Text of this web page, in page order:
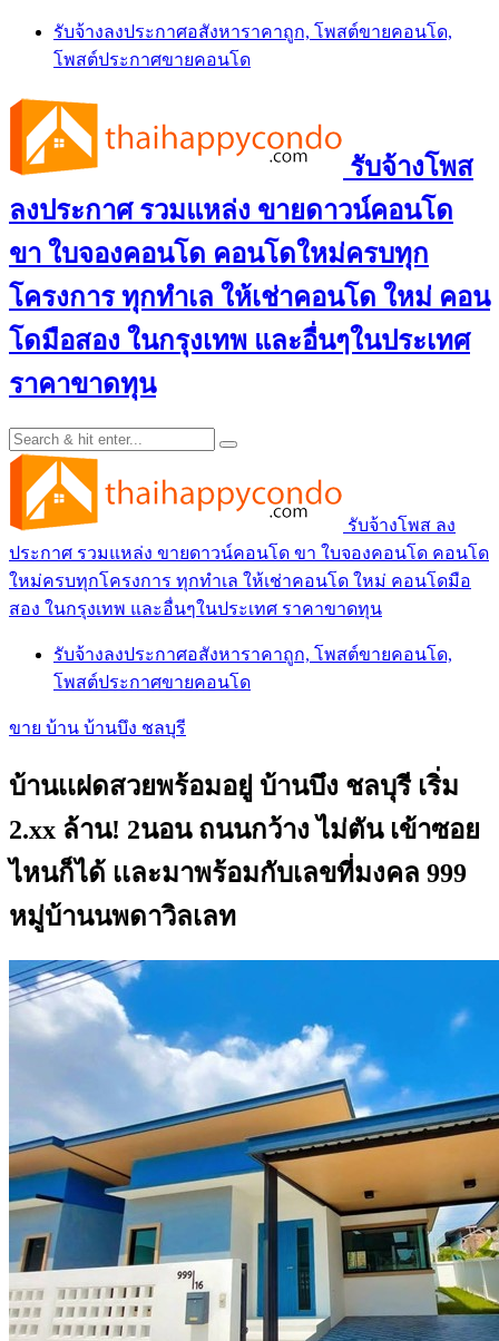
Skip
content
รับจ้างลงประกาศอสังหาราคาถูก, โพสต์ขายคอนโด,
โพสต์ประกาศขายคอนโด
รับจ้างโพส
ลงประกาศ รวมแหล่ง ขายดาวน์คอนโด
ขา ใบจองคอนโด คอนโดใหม่ครบทุก
โครงการ ทุกทำเล ให้เช่าคอนโด ใหม่ คอน
โดมือสอง ในกรุงเทพ และอื่นๆในประเทศ
ราคาขาดทุน
รับจ้างโพส ลง
ประกาศ รวมแหล่ง ขายดาวน์คอนโด ขา ใบจองคอนโด คอนโด
ใหม่ครบทุกโครงการ ทุกทำเล ให้เช่าคอนโด ใหม่ คอนโดมือ
สอง ในกรุงเทพ และอื่นๆในประเทศ ราคาขาดทุน
รับจ้างลงประกาศอสังหาราคาถูก, โพสต์ขายคอนโด,
โพสต์ประกาศขายคอนโด
ขาย บ้าน บ้านบึง ชลบุรี
บ้านเเฝดสวยพร้อมอยู่ บ้านบึง ชลบุรี เริ่ม
2.xx ล้าน! 2นอน ถนนกว้าง ไม่ตัน เข้าซอย
ไหนก็ได้ เเละมาพร้อมกับเลขที่มงคล 999
หมู่บ้านนพดาวิลเลท